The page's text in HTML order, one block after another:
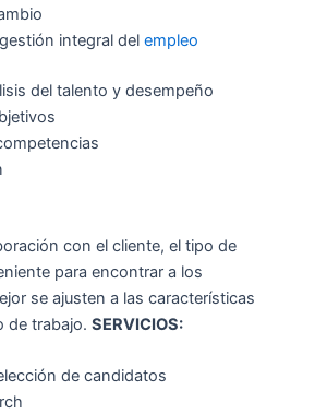
integral del empleo
del talento y desempeño
con el cliente, el tipo de
para encontrar a los
se ajusten a las características
de trabajo. SERVICIOS:
de candidatos